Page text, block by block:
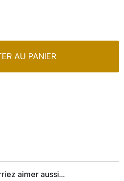
AU PANIER
aimer aussi...